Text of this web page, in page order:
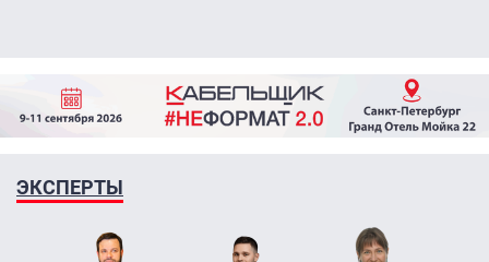
ЭКСПЕРТЫ